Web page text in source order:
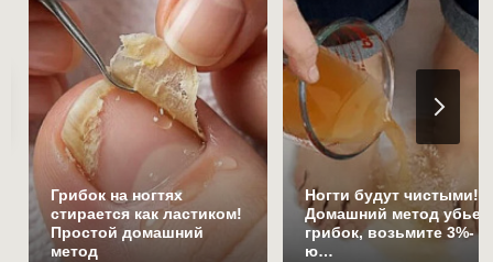
Грибок на ногтях
стирается как ластиком!
Простой домашний
метод
Ногти будут чистыми!
Домашний метод убьет
грибок, возьмите 3%-
ю…